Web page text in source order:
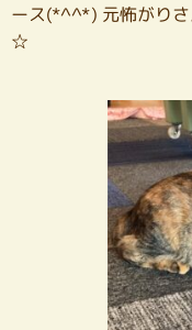
ース(*^^*) 元怖がり
☆